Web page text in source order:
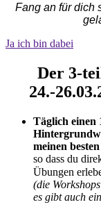
Fang an für dich
Ja ich bin dabei
Der 3-
24.-
Täglich
meinen
so dass du
Übungen
(die
es gibt auch